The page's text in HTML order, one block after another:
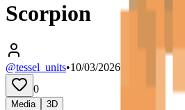
Scorpion
@tessel_units•10/03/2026
0
Media 3D